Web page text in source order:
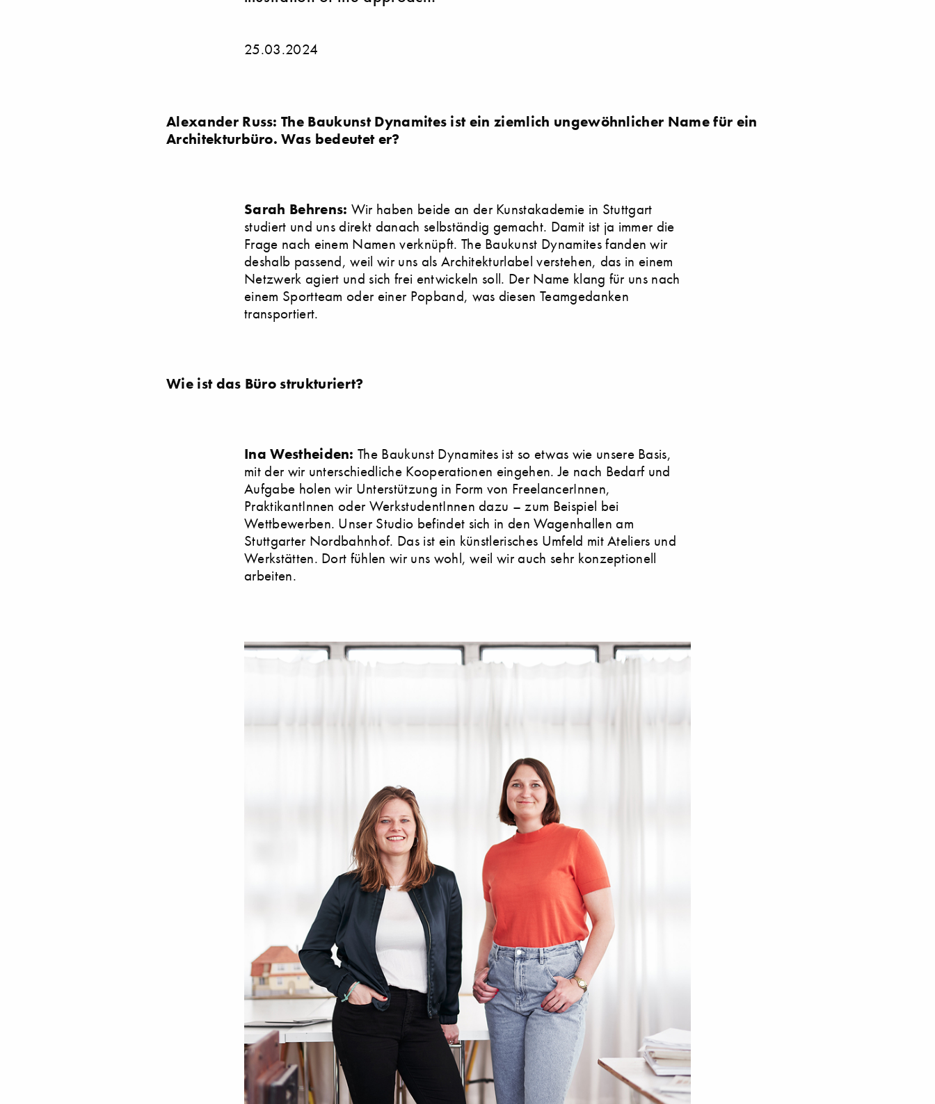
25.03.2024
Alexander Russ: The Baukunst Dynamites ist ein ziemlich ungewöhnlicher Name für ein
Architekturbüro. Was bedeutet er?
Sarah Behrens: Wir haben beide an der Kunstakademie in Stuttgart
studiert und uns direkt danach selbständig gemacht. Damit ist ja immer die
Frage nach einem Namen verknüpft. The Baukunst Dynamites fanden wir
deshalb passend, weil wir uns als Architekturlabel verstehen, das in einem
Netzwerk agiert und sich frei entwickeln soll. Der Name klang für uns nach
einem Sportteam oder einer Popband, was diesen Teamgedanken
transportiert.
Wie ist das Büro strukturiert?
Ina Westheiden: The Baukunst Dynamites ist so etwas wie unsere Basis,
mit der wir unterschiedliche Kooperationen eingehen. Je nach Bedarf und
Aufgabe holen wir Unterstützung in Form von FreelancerInnen,
PraktikantInnen oder WerkstudentInnen dazu – zum Beispiel bei
Wettbewerben. Unser Studio befindet sich in den Wagenhallen am
Stuttgarter Nordbahnhof. Das ist ein künstlerisches Umfeld mit Ateliers und
Werkstätten. Dort fühlen wir uns wohl, weil wir auch sehr konzeptionell
arbeiten.